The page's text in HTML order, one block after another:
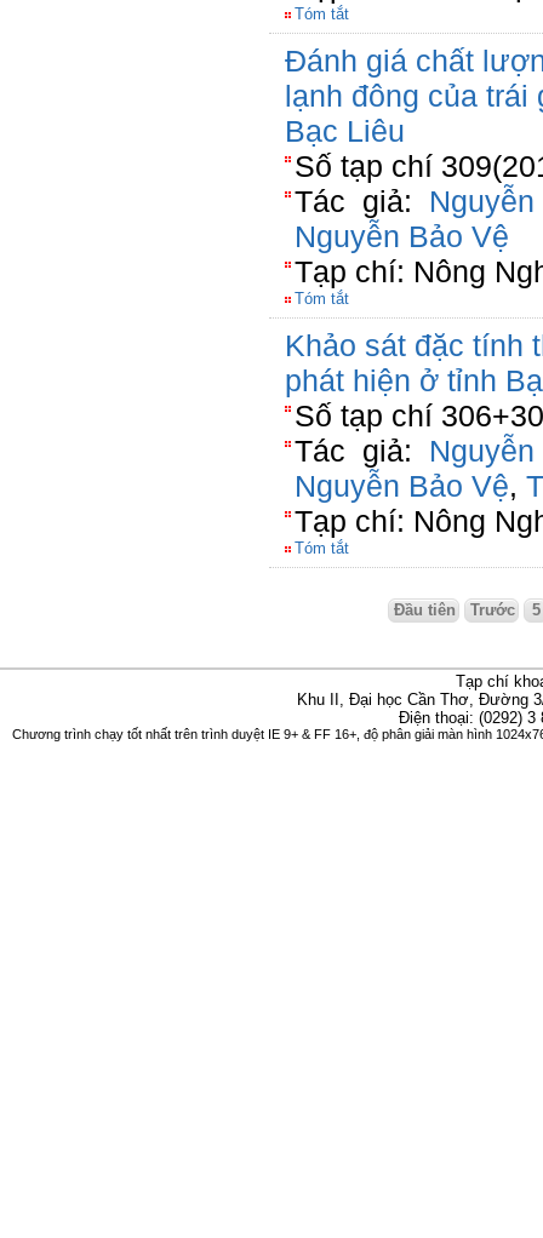
Tóm tắt
Đánh giá chất
lạnh đông của trái
Bạc Liêu
Số tạp chí
Tác giả:
Nguyễn Bảo Vệ
Tạp chí: Nông
Tóm tắt
Khảo sát đặc tính
phát hiện ở tỉnh
Số tạp chí
Tác giả:
Nguyễn Bảo Vệ,
Tạp chí: Nông
Tóm tắt
Đầu tiên Trước 5
Tạp chí
Khu II, Đại học Cần Thơ, Đường
Điện thoại: (0292)
Chương trình chạy tốt nhất trên trình duyệt IE 9+ & FF 16+, độ phân giải màn hình